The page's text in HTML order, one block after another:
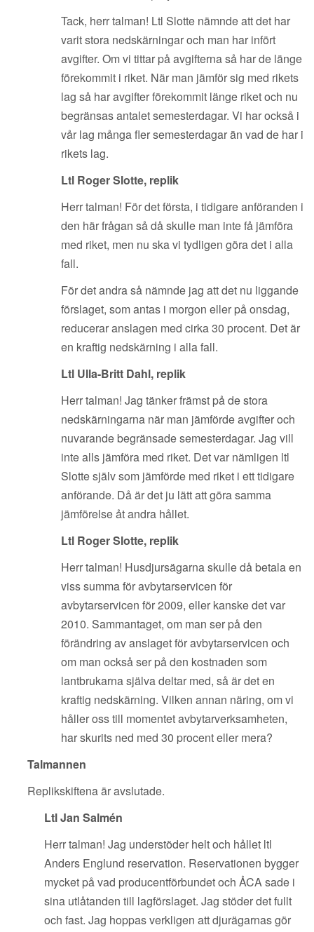
Tack, herr talman! Ltl Slotte nämnde att det har
varit stora nedskärningar och man har infört
avgifter. Om vi tittar på avgifterna så har de länge
förekommit i riket. När man jämför sig med rikets
lag så har avgifter förekommit länge riket och nu
begränsas antalet semesterdagar. Vi har också i
vår lag många fler semesterdagar än vad de har i
rikets lag.
Ltl Roger Slotte, replik
Herr talman! För det första, i tidigare anföranden i
den här frågan så då skulle man inte få jämföra
med riket, men nu ska vi tydligen göra det i alla
fall.
För det andra så nämnde jag att det nu liggande
förslaget, som antas i morgon eller på onsdag,
reducerar anslagen med cirka 30 procent. Det är
en kraftig nedskärning i alla fall.
Ltl Ulla-Britt Dahl, replik
Herr talman! Jag tänker främst på de stora
nedskärningarna när man jämförde avgifter och
nuvarande begränsade semesterdagar. Jag vill
inte alls jämföra med riket. Det var nämligen ltl
Slotte själv som jämförde med riket i ett tidigare
anförande. Då är det ju lätt att göra samma
jämförelse åt andra hållet.
Ltl Roger Slotte, replik
Herr talman! Husdjursägarna skulle då betala en
viss summa för avbytarservicen för
avbytarservicen för 2009, eller kanske det var
2010. Sammantaget, om man ser på den
förändring av anslaget för avbytarservicen och
om man också ser på den kostnaden som
lantbrukarna själva deltar med, så är det en
kraftig nedskärning. Vilken annan näring, om vi
håller oss till momentet avbytarverksamheten,
har skurits ned med 30 procent eller mera?
Talmannen
Replikskiftena är avslutade.
Ltl Jan Salmén
Herr talman! Jag understöder helt och hållet ltl
Anders Englund reservation. Reservationen bygger
mycket på vad producentförbundet och ÅCA sade i
sina utlåtanden till lagförslaget. Jag stöder det fullt
och fast. Jag hoppas verkligen att djurägarnas gör